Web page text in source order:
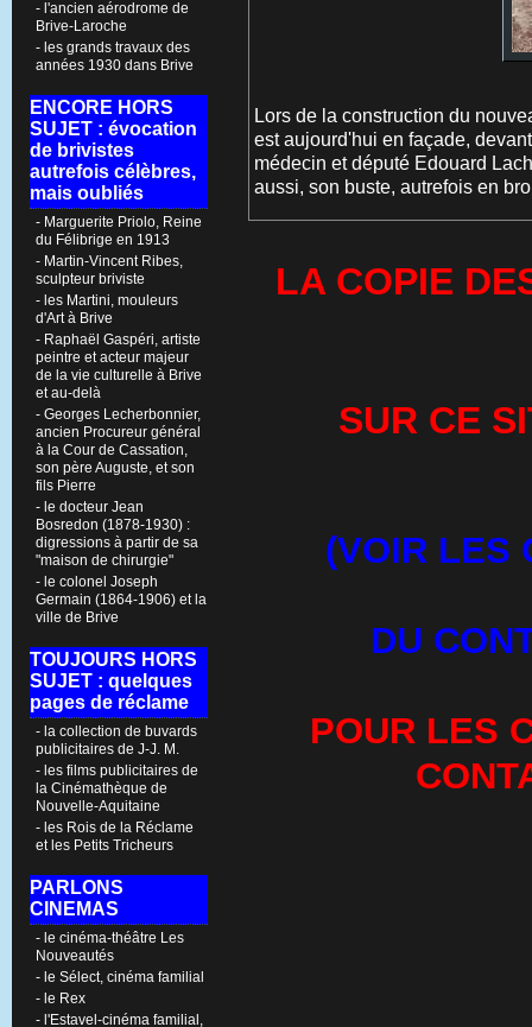
- l'ancien aérodrome de
Brive-Laroche
- les grands travaux des
années 1930 dans Brive
ENCORE HORS
SUJET : évocation
de brivistes
autrefois célèbres,
mais oubliés
- Marguerite Priolo, Reine
du Félibrige en 1913
- Martin-Vincent Ribes,
sculpteur briviste
- les Martini, mouleurs
d'Art à Brive
- Raphaël Gaspéri, artiste
peintre et acteur majeur
de la vie culturelle à Brive
et au-delà
- Georges Lecherbonnier,
ancien Procureur général
à la Cour de Cassation,
son père Auguste, et son
fils Pierre
- le docteur Jean
Bosredon (1878-1930) :
digressions à partir de sa
"maison de chirurgie"
- le colonel Joseph
Germain (1864-1906) et la
ville de Brive
TOUJOURS HORS
SUJET : quelques
pages de réclame
- la collection de buvards
publicitaires de J-J. M.
- les films publicitaires de
la Cinémathèque de
Nouvelle-Aquitaine
- les Rois de la Réclame
et les Petits Tricheurs
PARLONS
CINEMAS
- le cinéma-théâtre Les
Nouveautés
- le Sélect, cinéma familial
- le Rex
- l'Estavel-cinéma familial,
Lors de la construction du
est aujourd'hui en façade,
médecin et député Edouard
aussi, son buste, autrefois en
LA COPIE
SUR CE
(VOIR LES
DU
POUR LES